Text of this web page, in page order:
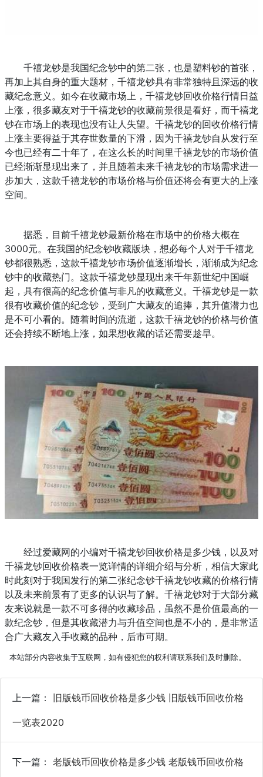
千禧龙钞是我国纪念钞中的第二张，也是塑料钞的首张，
再加上其自身的重大题材，千禧龙钞具有非常独特且深远的收
藏纪念意义。如今在收藏市场上，千禧龙钞回收价格行情日益
上涨，很多藏友对于千禧龙钞的收藏前景很是看好，而千禧龙
钞在市场上的表现也没有让人失望。千禧龙钞的回收价格行情
上涨主要得益于其存世数量的下滑，因为千禧龙钞自从发行至
今也已经有二十年了，在这么长的时间里千禧龙钞的市场价值
已经渐渐显现出来了，并且随着未来千禧龙钞的市场需求进一
步加大，这款千禧龙钞的市场价格与价值还将会有更大的上涨
空间。
据悉，目前千禧龙钞最新价格在市场中的价格大概在
3000元。在我国的纪念钞收藏版块，想必每个人对于千禧龙
钞都很熟悉，这款千禧龙钞市场价值逐渐增长，渐渐成为纪念
钞中的收藏热门。这款千禧龙钞显现出来千年新世纪中国崛
起，具有很高的纪念价值与非凡的收藏意义。千禧龙钞是一款
很有收藏价值的纪念钞，受到广大藏友的追捧，其升值潜力也
是不可小看的。随着时间的流逝，这款千禧龙钞的价格与价值
还会持续不断地上涨，如果想收藏的话还需要趁早。
经过爱藏网的小编对千禧龙钞回收价格是多少钱，以及对
千禧龙钞回收价格表一览详情的详细介绍与分析，相信大家此
时此刻对于我国发行的第二张纪念钞千禧龙钞收藏的价格行情
以及未来前景有了更多的认识与了解。千禧龙钞对于大部分藏
友来说就是一款不可多得的收藏珍品，虽然不是价值最高的一
款纪念钞，但是其收藏潜力与升值空间也是不小的，是非常适
合广大藏友入手收藏的品种，后市可期。
本站部分内容收集于互联网，如有侵犯您的权利请联系我们及时删除。
上一篇： 旧版钱币回收价格是多少钱 旧版钱币回收价格
一览表2020
下一篇： 老版钱币回收价格是多少钱 老版钱币回收价格